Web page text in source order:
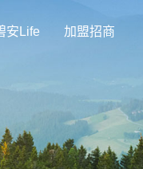
安Life 加盟招商